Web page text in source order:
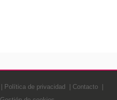
Política de privacidad
Contacto